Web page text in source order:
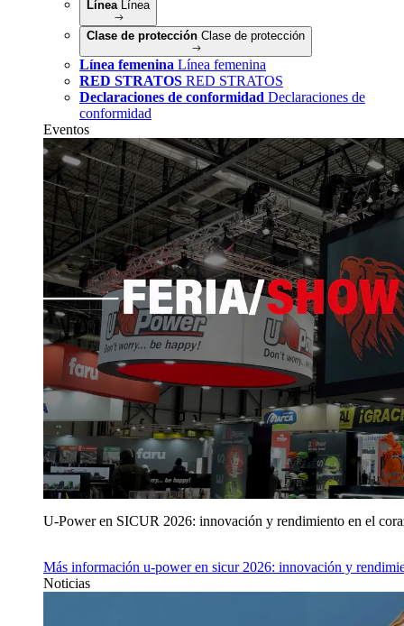
Línea Línea
Clase de protección Clase de protección
Línea femenina Línea femenina
RED STRATOS RED STRATOS
Declaraciones de conformidad Declaraciones de
conformidad
Eventos
U‑Power en SICUR 2026: innovación y rendimiento en el
Más información u‑power en sicur 2026: innovación y
Noticias